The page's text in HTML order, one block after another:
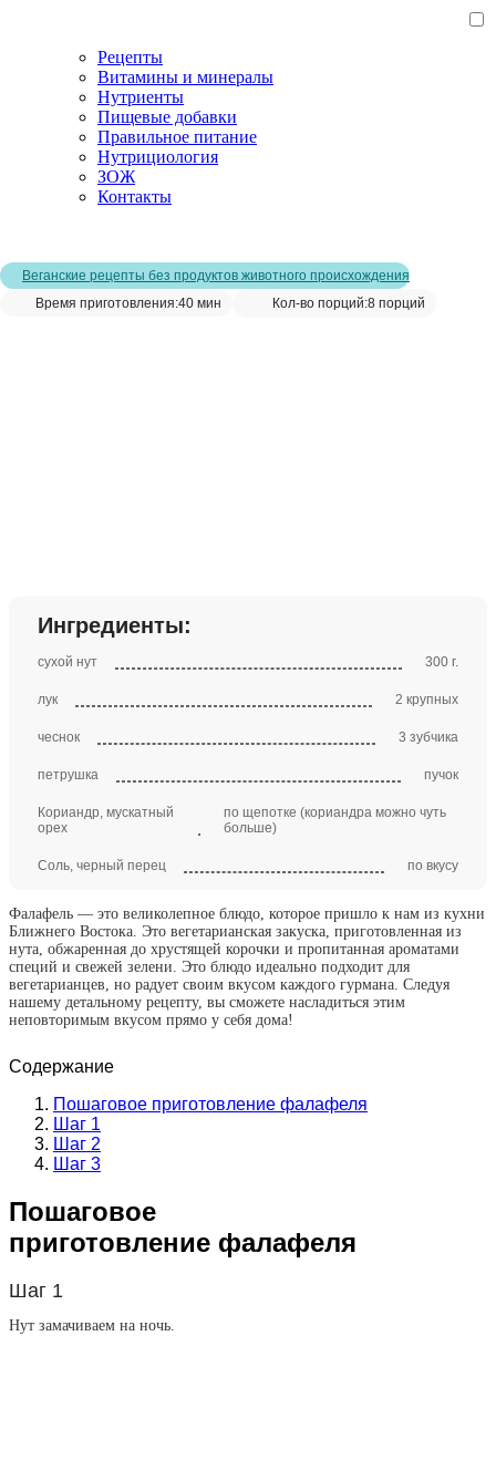
Рецепты
Витамины и минералы
Нутриенты
Пищевые добавки
Правильное питание
Нутрициология
ЗОЖ
Контакты
Веганские рецепты без продуктов животного происхождения
Время приготовления:40 мин Кол-во порций:8 порций
Ингредиенты:
сухой нут 300 г.
лук 2 крупных
чеснок 3 зубчика
петрушка пучок
Кориандр, мускатный
орех
по щепотке (кориандра можно чуть
больше)
Соль, черный перец по вкусу
Фалафель — это великолепное блюдо, которое пришло к нам из кухни
Ближнего Востока. Это вегетарианская закуска, приготовленная из
нута, обжаренная до хрустящей корочки и пропитанная ароматами
специй и свежей зелени. Это блюдо идеально подходит для
вегетарианцев, но радует своим вкусом каждого гурмана. Следуя
нашему детальному рецепту, вы сможете насладиться этим
неповторимым вкусом прямо у себя дома!
Содержание
Пошаговое приготовление фалафеля
Шаг 1
Шаг 2
Шаг 3
Пошаговое
приготовление фалафеля
Шаг 1
Нут замачиваем на ночь.